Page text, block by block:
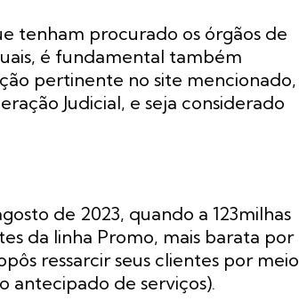
tenham procurado os órgãos de
é fundamental também
pertinente no site mencionado,
Judicial, e seja considerado
de 2023, quando a 123milhas
da linha Promo, mais barata por
ressarcir seus clientes por meio
antecipado de serviços).